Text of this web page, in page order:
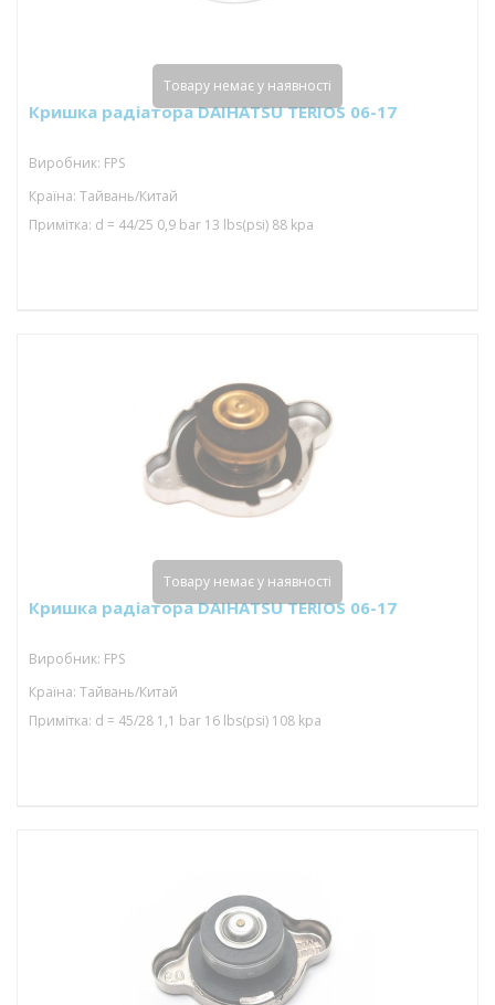
Кришка радіатора DAIHATSU TERIOS 06-17
Виробник: FPS
Країна: Тайвань/Китай
Примітка: d = 44/25 0,9 bar 13 lbs(psi) 88 kpa
Товару немає у наявності
Кришка радіатора DAIHATSU TERIOS 06-17
Виробник: FPS
Країна: Тайвань/Китай
Примітка: d = 45/28 1,1 bar 16 lbs(psi) 108 kpa
Товару немає у наявності